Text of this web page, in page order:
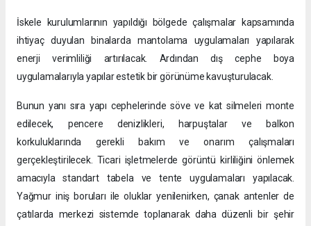
İskele kurulumlarının yapıldığı bölgede çalışmalar kapsamında
ihtiyaç duyulan binalarda mantolama uygulamaları yapılarak
enerji verimliliği artırılacak. Ardından dış cephe boya
uygulamalarıyla yapılar estetik bir görünüme kavuşturulacak.
Bunun yanı sıra yapı cephelerinde söve ve kat silmeleri monte
edilecek, pencere denizlikleri, harpuştalar ve balkon
korkuluklarında gerekli bakım ve onarım çalışmaları
gerçekleştirilecek. Ticari işletmelerde görüntü kirliliğini önlemek
amacıyla standart tabela ve tente uygulamaları yapılacak.
Yağmur iniş boruları ile oluklar yenilenirken, çanak antenler de
çatılarda merkezi sistemde toplanarak daha düzenli bir şehir